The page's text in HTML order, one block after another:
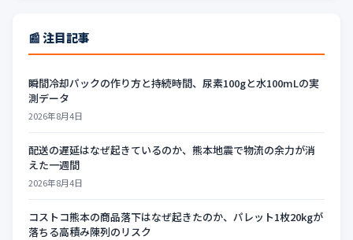
📰 注目記事
瞬間冷却パックの作り方と持続時間、尿素100gと水100mLの実
測データ
2026年8月4日
配送の遅延はなぜ起きているのか、熊本地震で物流の余力が消
えた一週間
2026年8月4日
コストコ熊本の商品落下はなぜ起きたのか、パレット1枚20kgが
落ちる高積み陳列のリスク